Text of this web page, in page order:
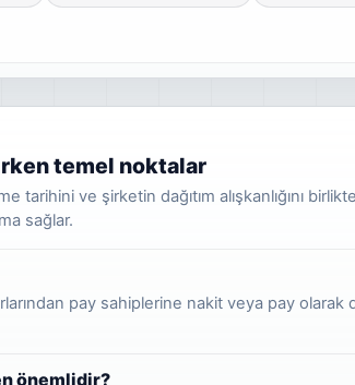
temel noktalar
tarihini ve şirketin dağıtım alışkanlığını
sağlar.
pay sahiplerine nakit veya pay olarak
önemlidir?